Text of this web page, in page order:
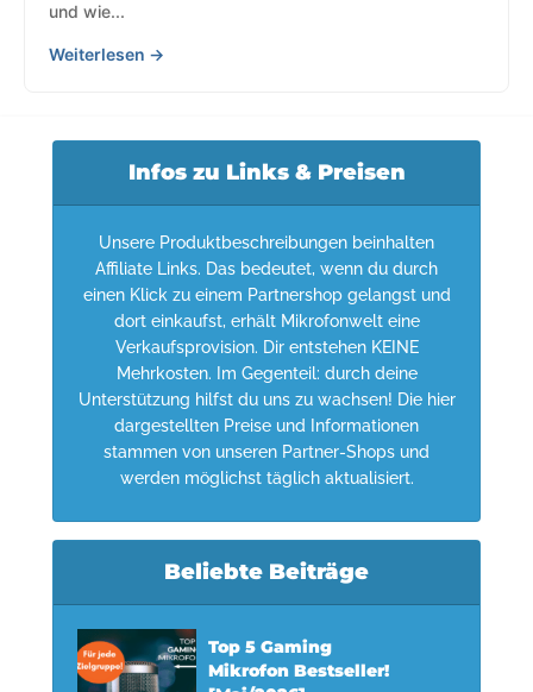
und wie...
Weiterlesen →
Infos zu Links & Preisen
Unsere Produktbeschreibungen beinhalten
Affiliate Links. Das bedeutet, wenn du durch
einen Klick zu einem Partnershop gelangst und
dort einkaufst, erhält Mikrofonwelt eine
Verkaufsprovision. Dir entstehen KEINE
Mehrkosten. Im Gegenteil: durch deine
Unterstützung hilfst du uns zu wachsen! Die hier
dargestellten Preise und Informationen
stammen von unseren Partner-Shops und
werden möglichst täglich aktualisiert.
Beliebte Beiträge
Top 5 Gaming
Mikrofon Bestseller!